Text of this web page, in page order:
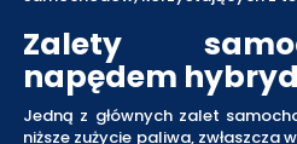
Zalety
napędem
Jedną z głównych zalet
niższe zużycie paliwa, zwłaszcza